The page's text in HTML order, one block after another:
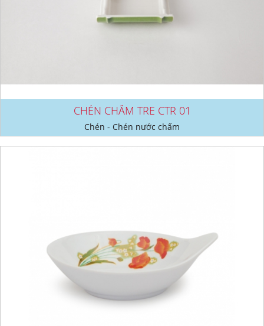
CHÉN CHẤM TRE CTR 01
Chén - Chén nước chấm